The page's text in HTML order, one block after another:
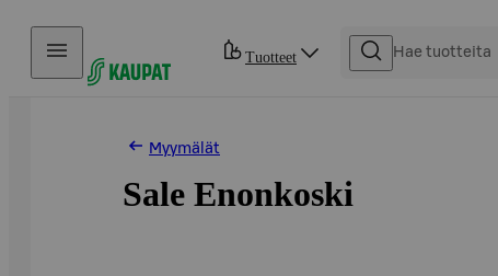
Hyppää sisältöön
Tuotteet
Myymälät
Sale Enonkoski